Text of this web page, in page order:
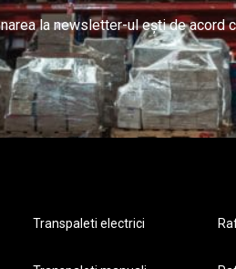
la newsletter-ul ești de acord
Transpaleti electrici